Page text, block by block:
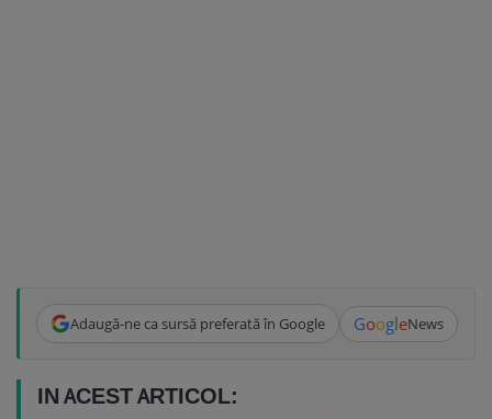
Adaugă-ne ca sursă preferată în Google GoogleNews
IN ACEST ARTICOL: